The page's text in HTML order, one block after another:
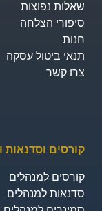
שאלות נפוצות
סיפורי הצלחה
חנות
תנאי ביטול עסקה
צרו קשר
קורסים וסדנאות
קורסים למנהלים
סדנאות למנהלים